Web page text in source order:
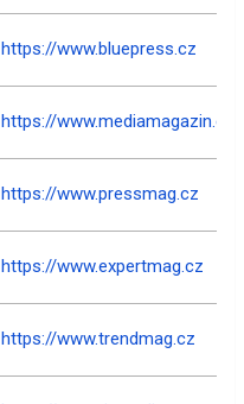
https://www.bluepress.cz
https://www.mediamagazin.cz
https://www.pressmag.cz
https://www.expertmag.cz
https://www.trendmag.cz